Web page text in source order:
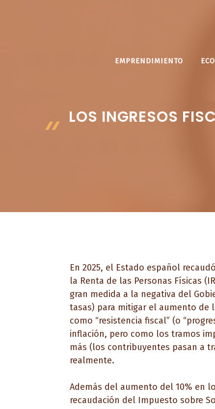
EMPRENDIMIENTO
LOS INGRESOS
En 2025, el Estado español
la Renta de las Personas Físicas
gran medida a la negativa del
tasas) para mitigar el aumento de
como “resistencia fiscal” (o
inflación, pero como los tramos
más (los contribuyentes pasan a
realmente.
Además del aumento del 10% en
recaudación del Impuesto sobre